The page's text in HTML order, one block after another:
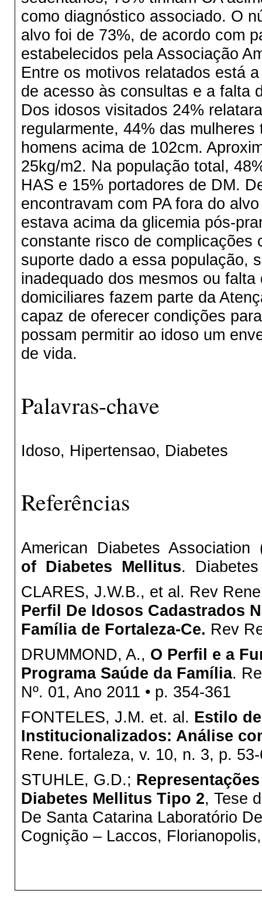
como diagnóstico associado. O
alvo foi de 73%, de acordo com
estabelecidos pela Associação
Entre os motivos relatados está
de acesso às consultas e a falta
Dos idosos visitados 24%
regularmente, 44% das
homens acima de 102cm.
25kg/m2. Na população total,
HAS e 15% portadores de DM.
encontravam com PA fora do
estava acima da glicemia pós-
constante risco de complicações
suporte dado a essa população,
inadequado dos mesmos ou
domiciliares fazem parte da
capaz de oferecer condições
possam permitir ao idoso um
de vida.
Palavras-chave
Idoso, Hipertensao, Diabetes
Referências
American Diabetes Association
of Diabetes Mellitus.
CLARES, J.W.B., et al. Rev
Perfil De Idosos Cadastrados
Família de Fortaleza-Ce. Rev
DRUMMOND, A., O Perfil e a
Programa Saúde da Família.
Nº. 01, Ano 2011 • p. 354-361
FONTELES, J.M. et. al. Estilo
Institucionalizados: Análise
Rene. fortaleza, v. 10, n. 3, p.
STUHLE, G.D.;
Diabetes Mellitus Tipo 2, Tese
De Santa Catarina Laboratório
Cognição – Laccos,